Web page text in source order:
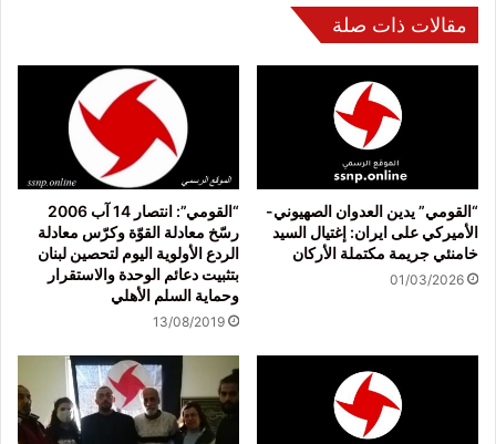
مقالات ذات صلة
“القومي” يدين العدوان الصهيوني-
الأميركي على ايران: إغتيال السيد
خامنئي جريمة مكتملة الأركان
01/03/2026
“القومي”: انتصار 14 آب 2006
رسّخ معادلة القوّة وكرّس معادلة
الردع الأولوية اليوم لتحصين لبنان
بتثبيت دعائم الوحدة والاستقرار
وحماية السلم الأهلي
13/08/2019